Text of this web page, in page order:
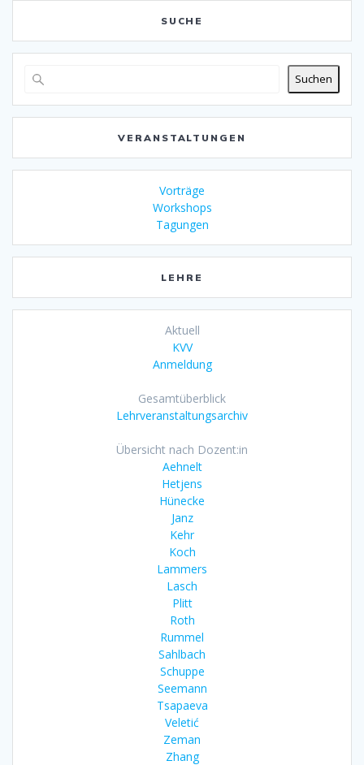
SUCHE
Suchen
VERANSTALTUNGEN
Vorträge
Workshops
Tagungen
LEHRE
Aktuell
KVV
Anmeldung
Gesamtüberblick
Lehrveranstaltungsarchiv
Übersicht nach Dozent:in
Aehnelt
Hetjens
Hünecke
Janz
Kehr
Koch
Lammers
Lasch
Plitt
Roth
Rummel
Sahlbach
Schuppe
Seemann
Tsapaeva
Veletić
Zeman
Zhang